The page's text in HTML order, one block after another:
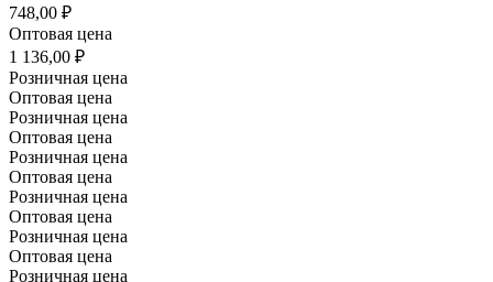
748,00 ₽
Оптовая цена
1 136,00 ₽
Розничная цена
Оптовая цена
Розничная цена
Оптовая цена
Розничная цена
Оптовая цена
Розничная цена
Оптовая цена
Розничная цена
Оптовая цена
Розничная цена